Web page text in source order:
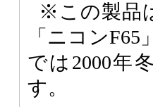
※この製品
「ニコン
では2000年
す。